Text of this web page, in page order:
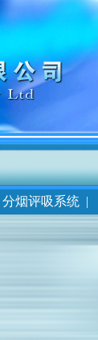
分烟评吸系统 |